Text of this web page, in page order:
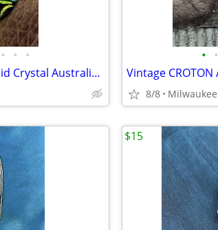
• • •
Custom Artisan Made Liquid Crystal Australian Pendant Necklace
• •
8/8 Milwaukee
$15